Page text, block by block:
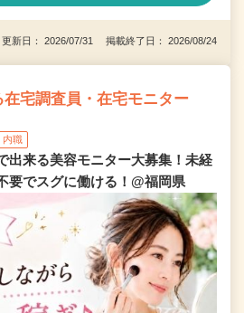
更新日： 2026/07/31 掲載終了日： 2026/08/24
宅調査員・在宅モニター
内職
出来る美容モニター大募集！未経
要でスグに働ける！@福岡県